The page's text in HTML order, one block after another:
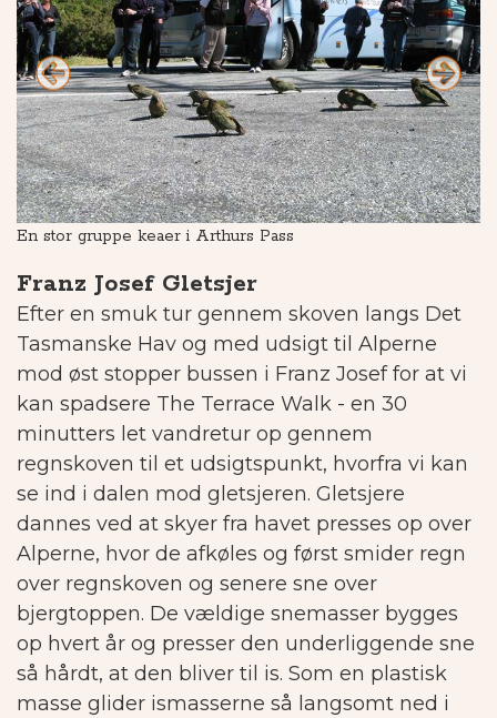
En stor gruppe keaer i Arthurs Pass
Franz Josef Gletsjer
Efter en smuk tur gennem skoven langs Det
Tasmanske Hav og med udsigt til Alperne
mod øst stopper bussen i Franz Josef for at vi
kan spadsere The Terrace Walk - en 30
minutters let vandretur op gennem
regnskoven til et udsigtspunkt, hvorfra vi kan
se ind i dalen mod gletsjeren. Gletsjere
dannes ved at skyer fra havet presses op over
Alperne, hvor de afkøles og først smider regn
over regnskoven og senere sne over
bjergtoppen. De vældige snemasser bygges
op hvert år og presser den underliggende sne
så hårdt, at den bliver til is. Som en plastisk
masse glider ismasserne så langsomt ned i